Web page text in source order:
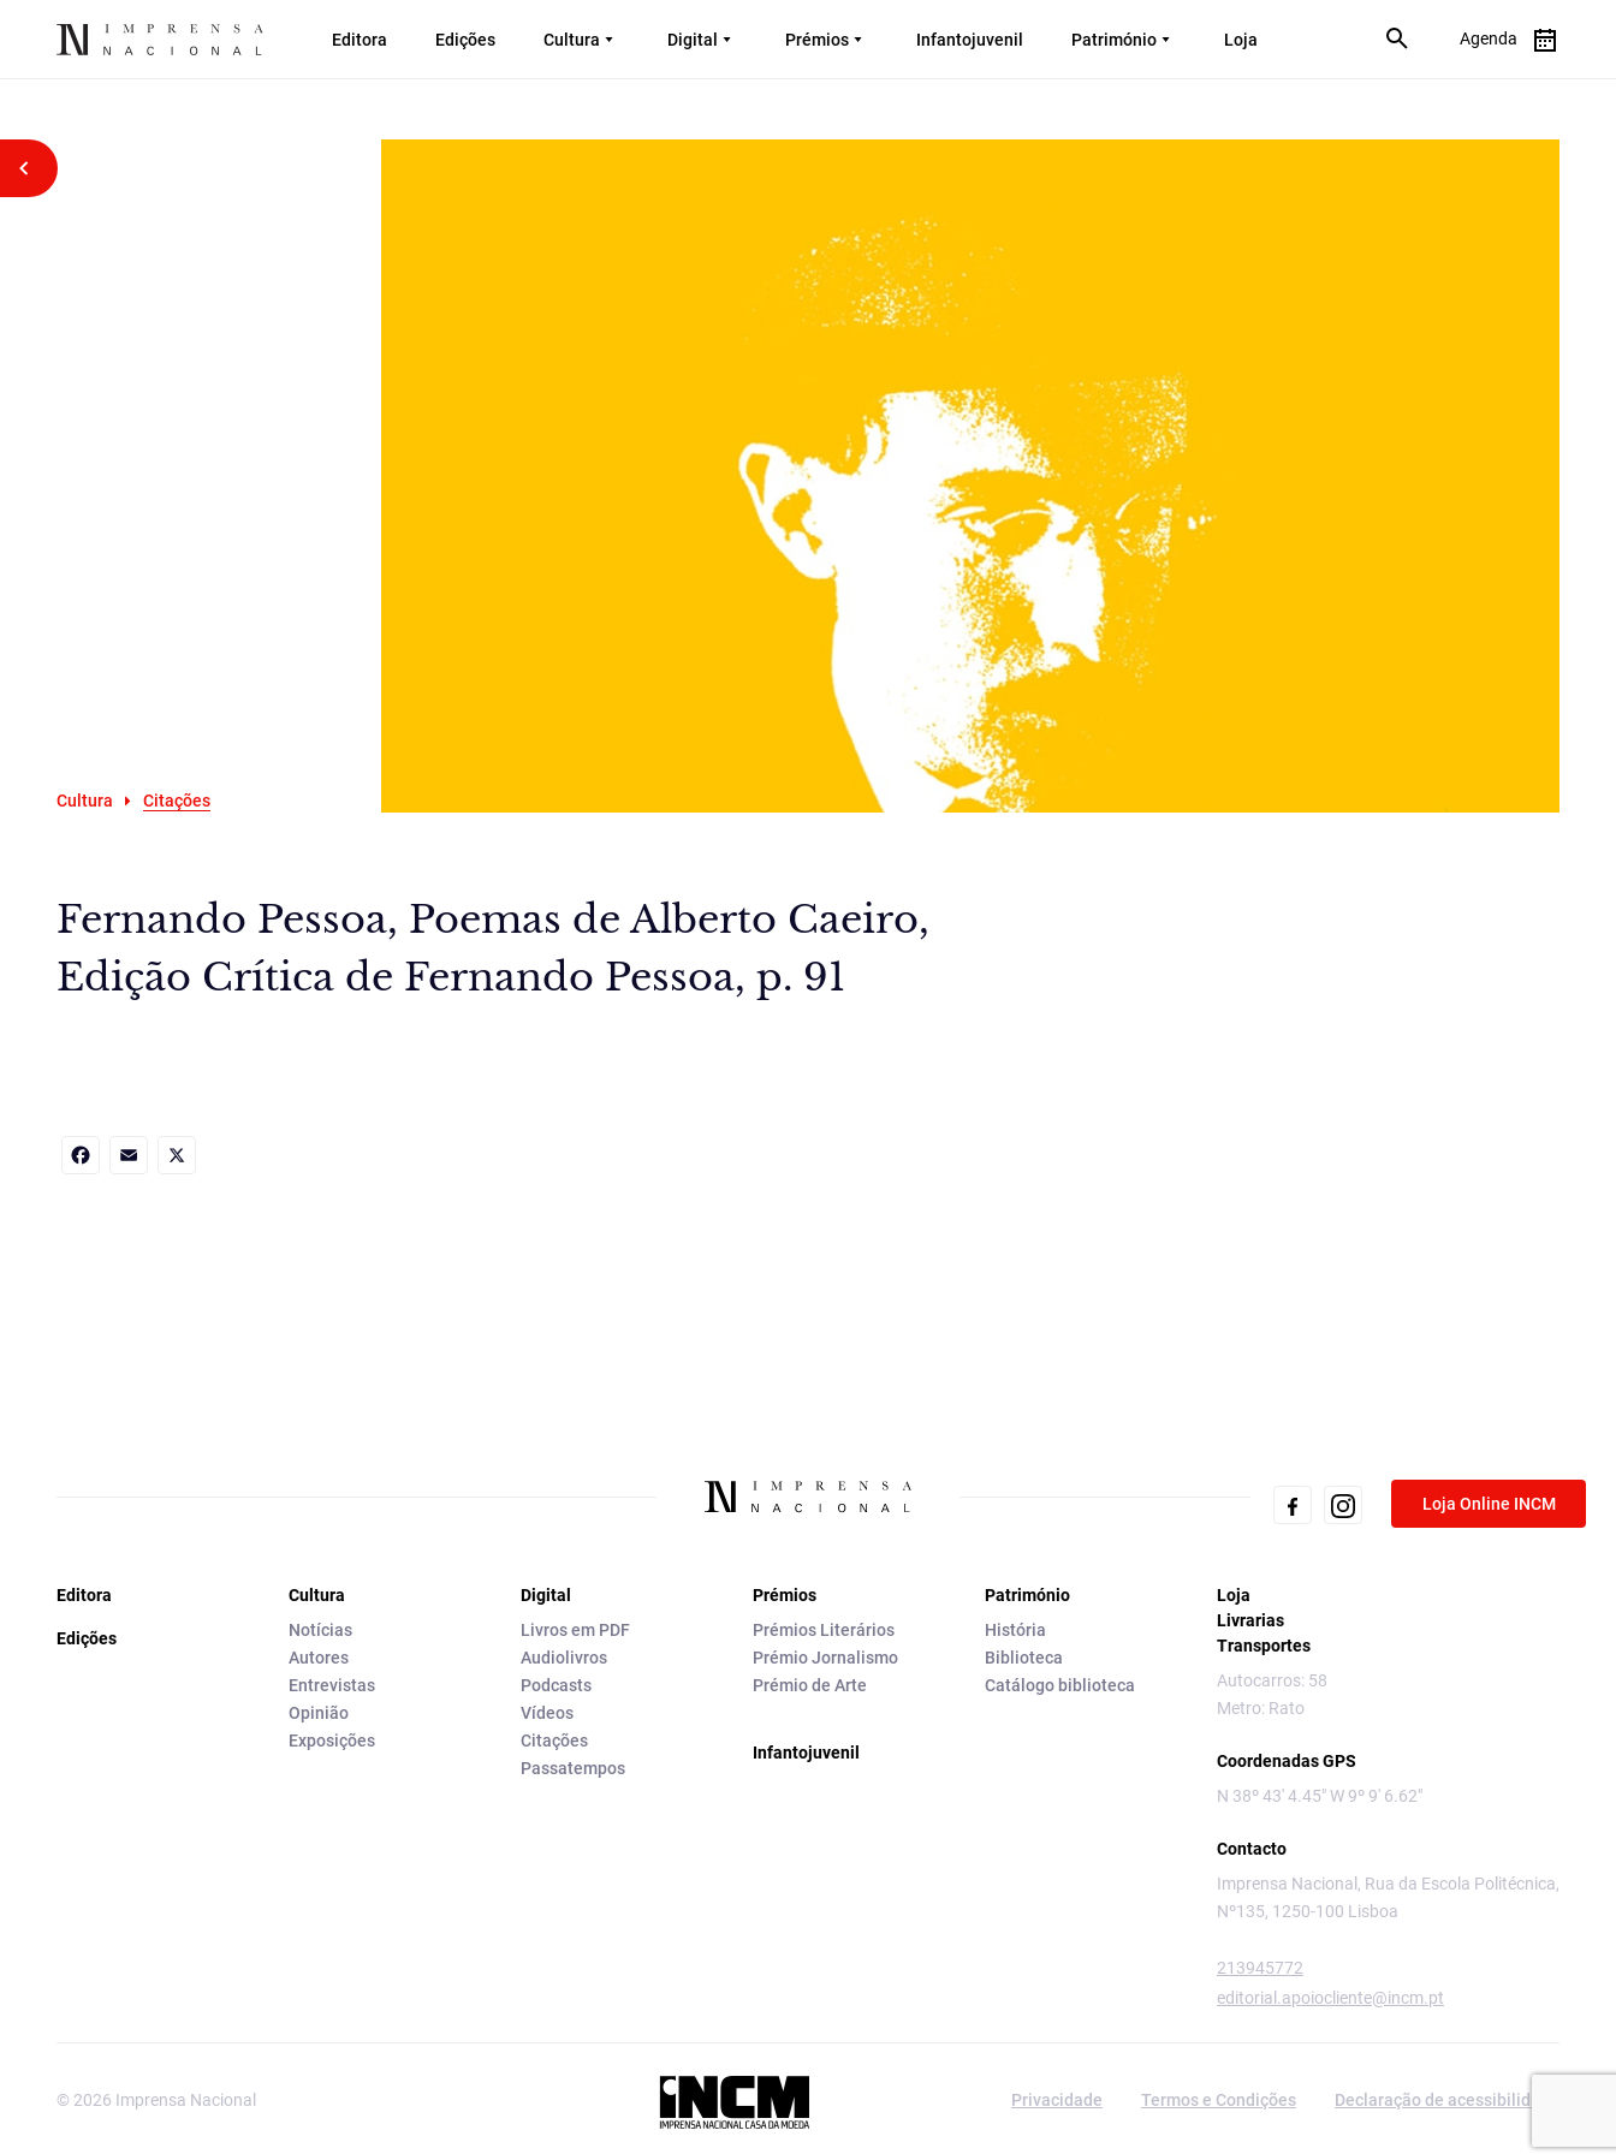
Editora Edições Cultura Digital Prémios Infantojuvenil Património Loja Agenda
Voltar atrás
Cultura Citações
Fernando Pessoa, Poemas de Alberto Caeiro,
Edição Crítica de Fernando Pessoa, p. 91
Loja Online INCM
Editora
Edições
Cultura
Notícias
Autores
Entrevistas
Opinião
Exposições
Digital
Livros em PDF
Audiolivros
Podcasts
Vídeos
Citações
Passatempos
Prémios
Prémios Literários
Prémio Jornalismo
Prémio de Arte
Infantojuvenil
Património
História
Biblioteca
Catálogo biblioteca
Loja
Livrarias
Transportes
Autocarros: 58
Metro: Rato
Coordenadas GPS
N 38º 43' 4.45" W 9º 9' 6.62"
Contacto
Imprensa Nacional, Rua da Escola Politécnica,
Nº135, 1250-100 Lisboa
213945772
editorial.apoiocliente@incm.pt
© 2026 Imprensa Nacional Privacidade Termos e Condições Declaração de acessibilidade